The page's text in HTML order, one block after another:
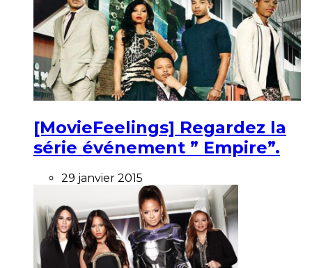
[MovieFeelings] Regardez la
série événement ” Empire”.
29 janvier 2015